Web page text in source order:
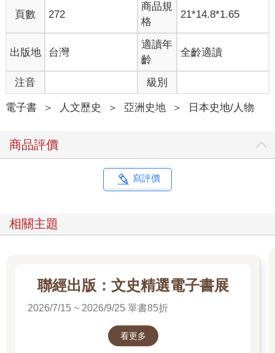
頁數 272
商品規
格
21*14.8*1.65
出版地 台灣
適讀年
齡
全齡適讀
注音 級別
電子書 ＞ 人文歷史 ＞ 亞洲史地 ＞ 日本史地/人物
商品評價
寫評價
相關主題
聯經出版：文史精選電子書展
2026/7/15 ~ 2026/9/25 單書85折
看更多